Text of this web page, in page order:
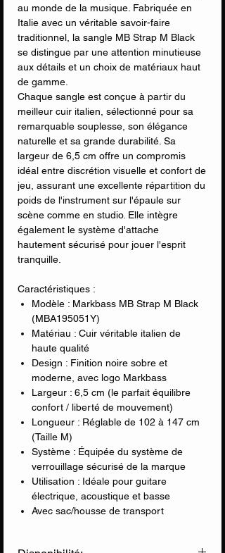
au monde de la musique. Fabriquée en
Italie avec un véritable savoir-faire
traditionnel, la sangle MB Strap M Black
se distingue par une attention minutieuse
aux détails et un choix de matériaux haut
de gamme.
Chaque sangle est conçue à partir du
meilleur cuir italien, sélectionné pour sa
remarquable souplesse, son élégance
naturelle et sa grande durabilité. Sa
largeur de 6,5 cm offre un compromis
idéal entre discrétion visuelle et confort de
jeu, assurant une excellente répartition du
poids de l'instrument sur l'épaule sur
scène comme en studio. Elle intègre
également le système d'attache
hautement sécurisé pour jouer l'esprit
tranquille.
Caractéristiques :
Modèle : Markbass MB Strap M Black
(MBA195051Y)
Matériau : Cuir véritable italien de
haute qualité
Design : Finition noire sobre et
moderne, avec logo Markbass
Largeur : 6,5 cm (le parfait équilibre
confort / liberté de mouvement)
Longueur : Réglable de 102 à 147 cm
(Taille M)
Système : Équipée du système de
verrouillage sécurisé de la marque
Utilisation : Idéale pour guitare
électrique, acoustique et basse
Avec sac/housse de transport